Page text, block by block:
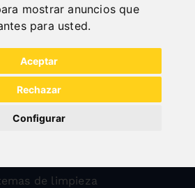
mostrar anuncios que
para usted.
Aceptar
Rechazar
Configurar
Metal
Transporte
de chapa
Outlet
de limpieza